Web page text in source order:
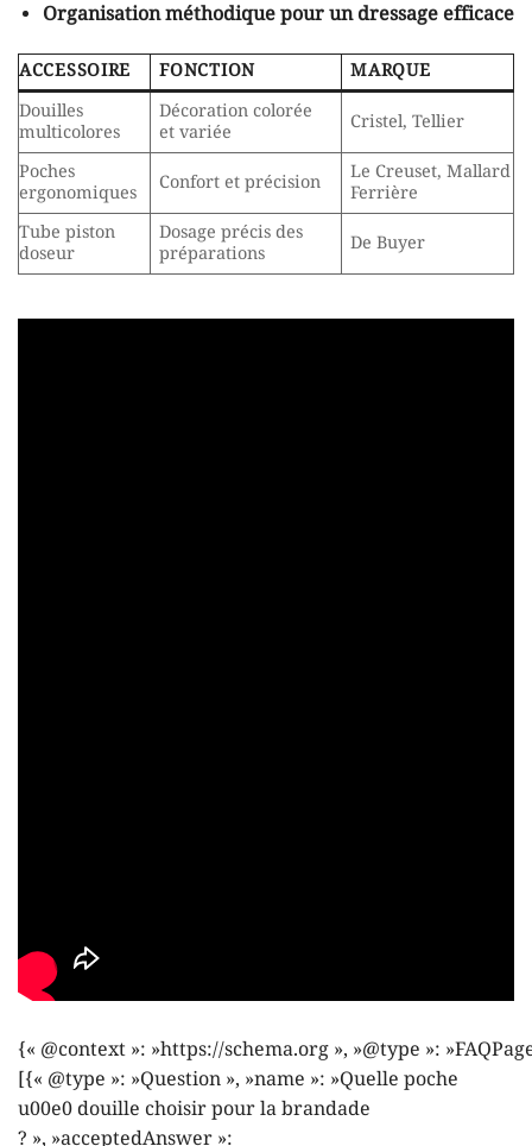
Organisation méthodique pour un dressage efficace
ACCESSOIRE FONCTION
MARQUE
Douilles
multicolores
Décoration colorée
et variée
Cristel, Tellier
Poches
ergonomiques
Confort et précision
Le Creuset, Mallard
Ferrière
Tube piston
doseur
Dosage précis des
préparations
De Buyer
{« @context »: »https://schema.org », »@type »:
[{« @type »: »Question », »name »: »Quelle poche
u00e0 douille choisir pour la brandade
? », »acceptedAnswer »: